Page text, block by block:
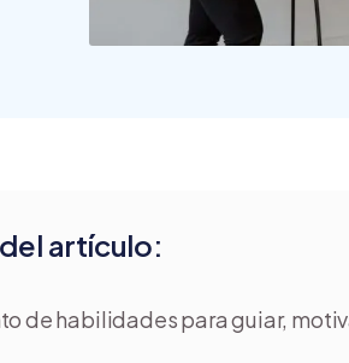
artículo:
de habilidades para guiar,